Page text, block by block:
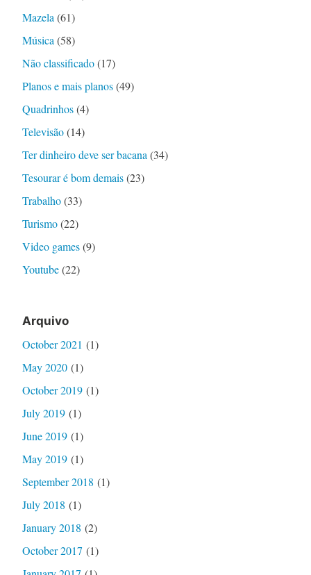
Mazela (61)
Música (58)
Não classificado(17)
Planos e mais planos(49)
Quadrinhos(4)
Televisão(14)
Ter dinheiro deve ser bacana (34)
Tesourar é bom demais(23)
Trabalho(33)
Turismo(22)
Video games(9)
Youtube(22)
Arquivo
October 2021 (1)
May 2020(1)
October 2019(1)
July 2019(1)
June 2019(1)
May 2019(1)
September 2018 (1)
July 2018 (1)
January 2018 (2)
October 2017 (1)